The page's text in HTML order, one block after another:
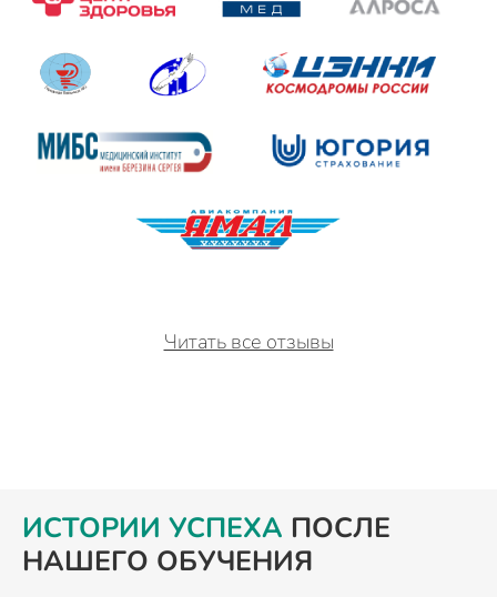
Читать все отзывы
ИСТОРИИ УСПЕХА ПОСЛЕ
НАШЕГО ОБУЧЕНИЯ